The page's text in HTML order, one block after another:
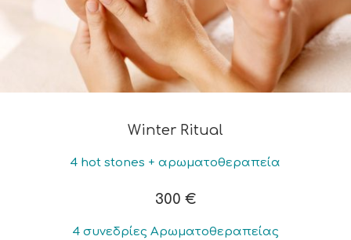
Winter Ritual
4 hot stones + αρωματοθεραπεία
300 €
4 συνεδρίες Αρωματοθεραπείας